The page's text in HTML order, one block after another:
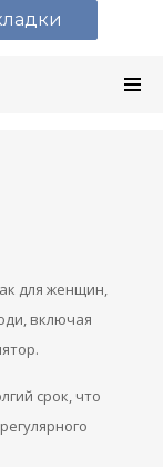
для женщин,
включая
срок, что